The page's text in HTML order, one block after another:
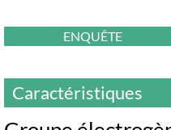
ENQUÊTE
Caractéristiques